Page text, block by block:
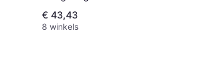
€ 43,43
8 winkels